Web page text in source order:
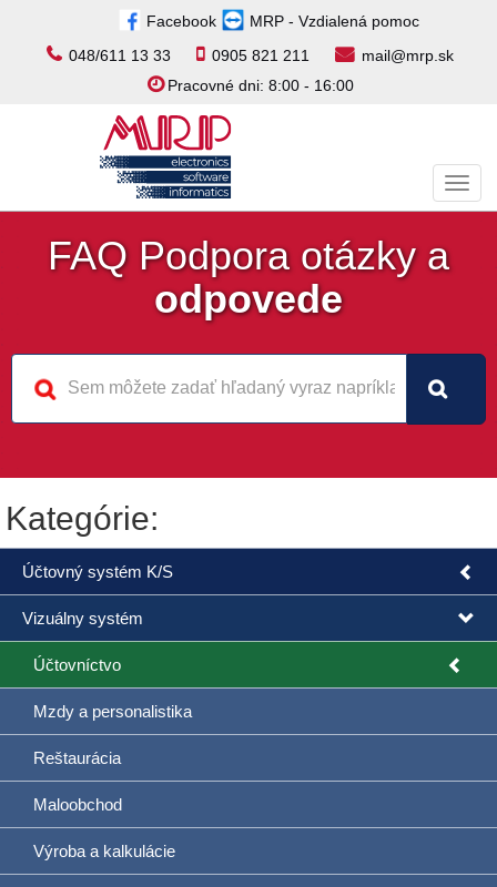
Facebook
MRP - Vzdialená pomoc
048/611 13 33
0905 821 211
mail@mrp.sk
Pracovné dni: 8:00 - 16:00
FAQ Podpora otázky a
odpovede
Kategórie:
Účtovný systém K/S
Vizuálny systém
Účtovníctvo
Mzdy a personalistika
Reštaurácia
Maloobchod
Výroba a kalkulácie